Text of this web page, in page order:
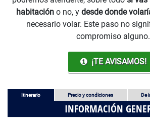
habitación o no, y desde donde
necesario volar. Este paso no
compromiso alguno.
¡TE AVISAMOS!
Itinerario Precio y condiciones De
INFORMACIÓN